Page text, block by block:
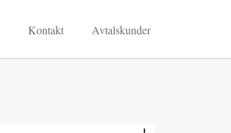
Kontakt Avtalskunder